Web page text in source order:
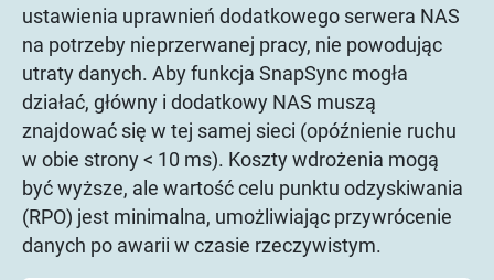
ustawienia uprawnień dodatkowego serwera NAS
na potrzeby nieprzerwanej pracy, nie powodując
utraty danych. Aby funkcja SnapSync mogła
działać, główny i dodatkowy NAS muszą
znajdować się w tej samej sieci (opóźnienie ruchu
w obie strony < 10 ms). Koszty wdrożenia mogą
być wyższe, ale wartość celu punktu odzyskiwania
(RPO) jest minimalna, umożliwiając przywrócenie
danych po awarii w czasie rzeczywistym.